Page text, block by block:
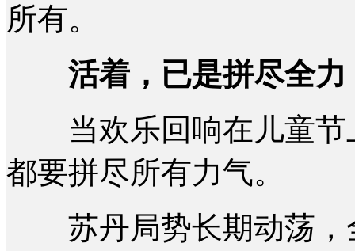
所有。
活着，已是拼尽全力
当欢乐回响在儿童节
都要拼尽所有力气。
苏丹局势长期动荡，